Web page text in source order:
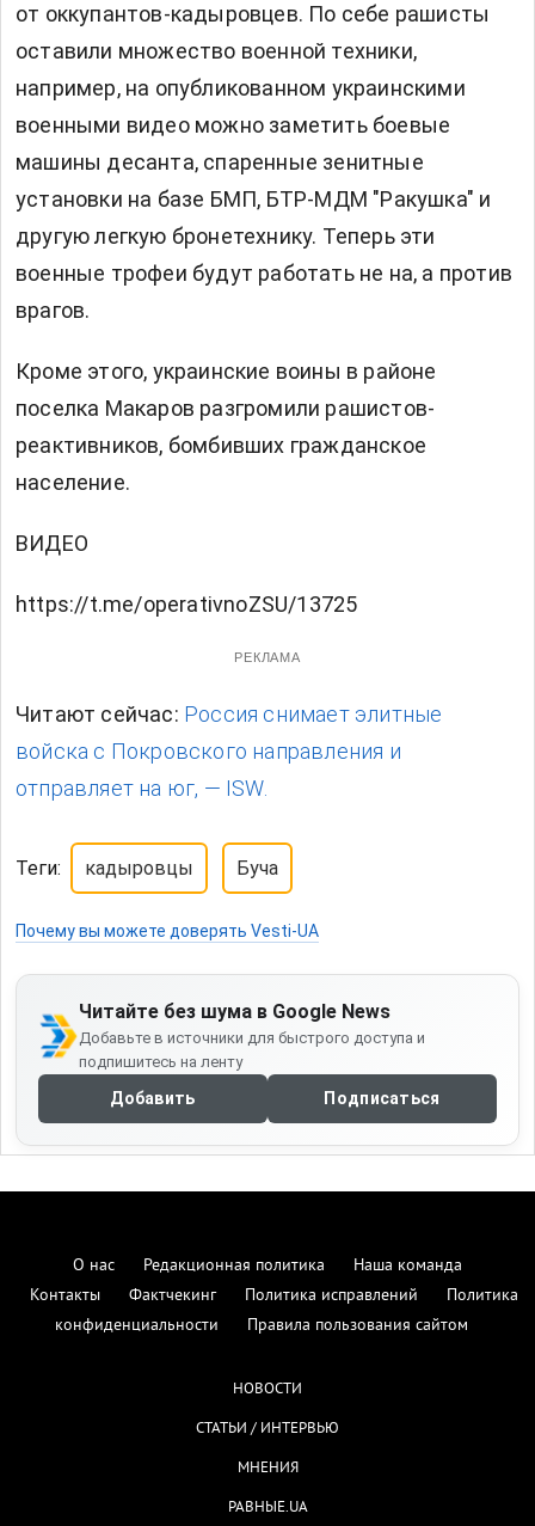
от оккупантов-кадыровцев. По себе рашисты
оставили множество военной техники,
например, на опубликованном украинскими
военными видео можно заметить боевые
машины десанта, спаренные зенитные
установки на базе БМП, БТР-МДМ "Ракушка" и
другую легкую бронетехнику. Теперь эти
военные трофеи будут работать не на, а против
врагов.
Кроме этого, украинские воины в районе
поселка Макаров разгромили рашистов-
реактивников, бомбивших гражданское
население.
ВИДЕО
https://t.me/operativnoZSU/13725
РЕКЛАМА
Читают сейчас: Россия снимает элитные
войска с Покровского направления и
отправляет на юг, — ISW.
Теги: кадыровцы Буча
Почему вы можете доверять Vesti-UA
Читайте без шума в Google News
Добавьте в источники для быстрого доступа и
подпишитесь на ленту
Добавить Подписаться
О нас Редакционная политика
Наша команда
Контакты
Фактчекинг Политика исправлений
Политика
конфиденциальности
Правила пользования сайтом
НОВОСТИ
СТАТЬИ / ИНТЕРВЬЮ
МНЕНИЯ
РАВНЫЕ.UA